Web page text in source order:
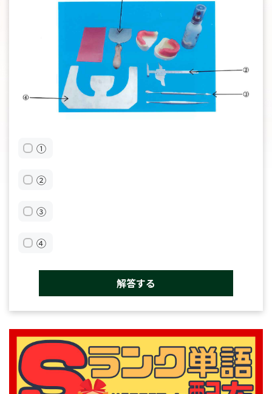
①
②
③
④
解答する